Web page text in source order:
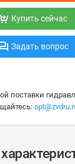
Купить сейчас
Задать вопрос
поставки